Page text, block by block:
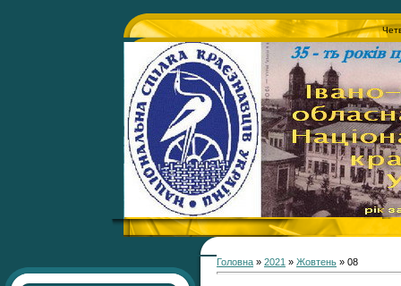
Головна » 2021 » Жовтень » 08